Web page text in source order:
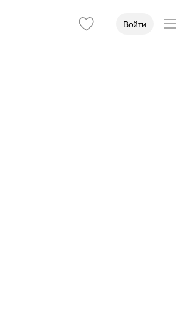
Войти